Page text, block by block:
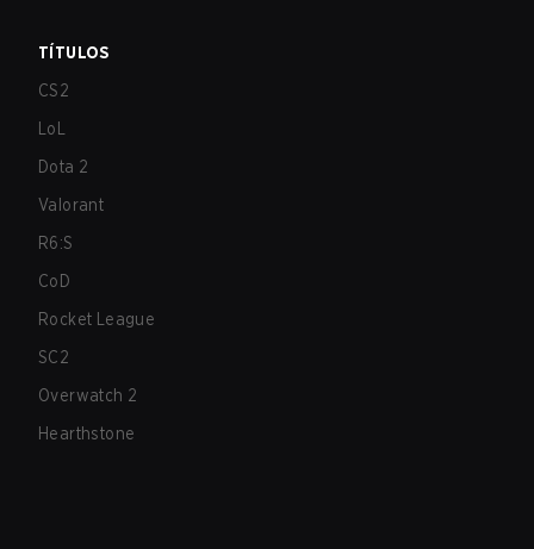
TÍTULOS
CS2
LoL
Dota 2
Valorant
R6:S
CoD
Rocket League
SC2
Overwatch 2
Hearthstone